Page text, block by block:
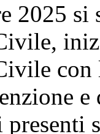
2025 si